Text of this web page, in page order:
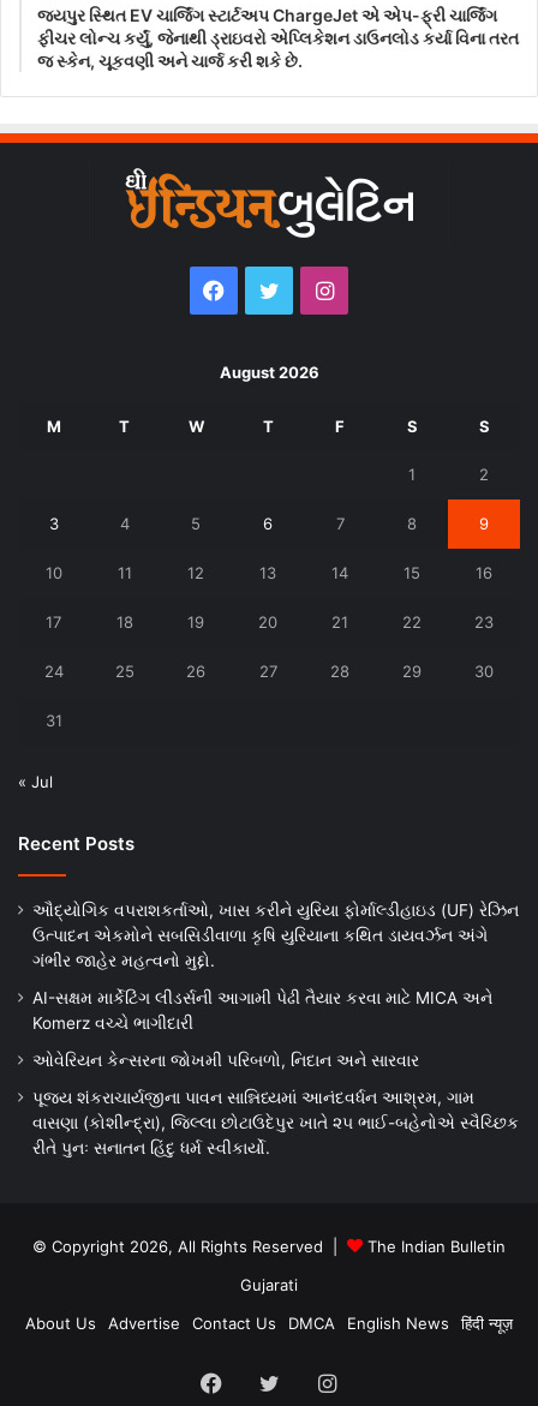
જયપુર સ્થિત EV ચાર્જિંગ સ્ટાર્ટઅપ ChargeJet એ એપ-ફ્રી ચાર્જિંગ
ફીચર લોન્ચ કર્યું, જેનાથી ડ્રાઇવરો એપ્લિકેશન ડાઉનલોડ કર્યા વિના તરત
જ સ્કેન, ચૂકવણી અને ચાર્જ કરી શકે છે.
Facebook
TwitterInstagram
August 2026
M T W T F S S
1 2
3 4 5 6 7 8 9
10 11 12 13 14 15 16
17 18 19 20 21 22 23
24 25 26 27 28 29 30
31
« Jul
Recent Posts
ઔદ્યોગિક વપરાશકર્તાઓ, ખાસ કરીને યુરિયા ફોર્માલ્ડીહાઇડ (UF) રેઝિન
ઉત્પાદન એકમોને સબસિડીવાળા કૃષિ યુરિયાના કથિત ડાયવર્ઝન અંગે
ગંભીર જાહેર મહત્વનો મુદ્દો.
AI-સક્ષમ માર્કેટિંગ લીડર્સની આગામી પેઢી તૈયાર કરવા માટે MICA અને
Komerz વચ્ચે ભાગીદારી
ઓવેરિયન કેન્સરના જોખમી પરિબળો, નિદાન અને સારવાર
પૂજ્ય શંકરાચાર્યજીના પાવન સાન્નિધ્યમાં આનંદવર્ધન આશ્રમ, ગામ
વાસણા (કોશીન્દ્રા), જિલ્લા છોટાઉદેપુર ખાતે ૨૫ ભાઈ-બહેનોએ સ્વૈચ્છિક
રીતે પુનઃ સનાતન હિંદુ ધર્મ સ્વીકાર્યો.
© Copyright 2026, All Rights Reserved |
The Indian Bulletin
Gujarati
About Us
Advertise Contact Us DMCA English News हिंदी न्यूज़
Facebook
TwitterInstagram